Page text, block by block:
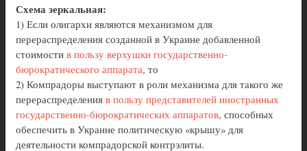
Схема зеркальная:
1) Если олигархи являются механизмом для
перераспределения созданной в Украине добавленной
стоимости в пользу верхушки государственно-
бюрократического аппарата, то
2) Компрадоры выступают в роли механизма для такого же
перераспределения в пользу представителей иностранных
государственно-бюрократических аппаратов, способных
обеспечить в Украине политическую «крышу» для
деятельности компрадорской контрэлиты.